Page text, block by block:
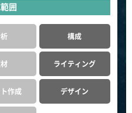
囲
構成
ライティング
作成 デザイン